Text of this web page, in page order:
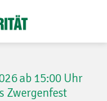
ab 15:00 Uhr
Zwergenfest